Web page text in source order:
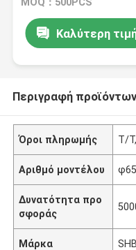
MOQ：500PCS
Καλύτερη
Περιγραφή προϊόντων
Όροι πληρωμής T/
Αριθμό μοντέλου
Δυνατότητα προ
σφοράς
Μάρκα